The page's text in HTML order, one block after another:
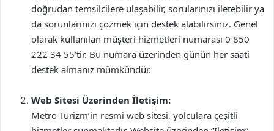
doğrudan temsilcilere ulaşabilir, sorularınızı iletebilir ya
da sorunlarınızı çözmek için destek alabilirsiniz. Genel
olarak kullanılan müşteri hizmetleri numarası 0 850
222 34 55’tir. Bu numara üzerinden günün her saati
destek almanız mümkündür.
Web Sitesi Üzerinden İletişim:
Metro Turizm’in resmi web sitesi, yolculara çeşitli